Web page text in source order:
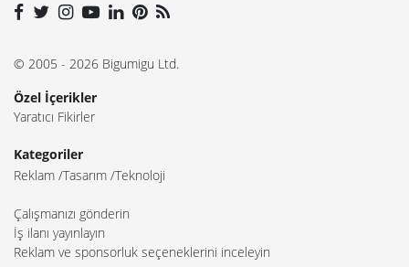
© 2005 - 2026 Bigumigu Ltd.
Özel İçerikler
Yaratıcı Fikirler
Kategoriler
Reklam Tasarım Teknoloji
Çalışmanızı gönderin
İş ilanı yayınlayın
Reklam ve sponsorluk seçeneklerini inceleyin